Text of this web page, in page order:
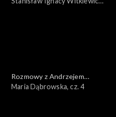
Rozmowy z Andrzejem
Doboszem
Maria Dąbrowska, cz. 4